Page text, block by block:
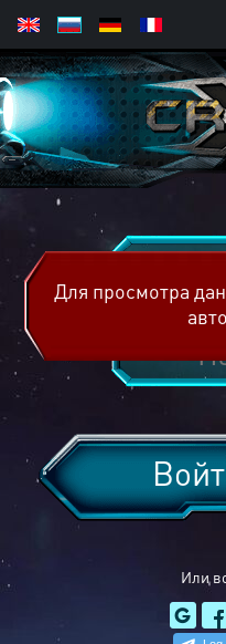
Или
Для просмотра